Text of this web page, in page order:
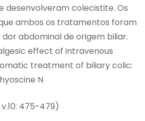
desenvolveram colecistite. Os
ambos os tratamentos foram
abdominal de origem biliar.
effect of intravenous
treatment of biliary colic:
N
475-479)